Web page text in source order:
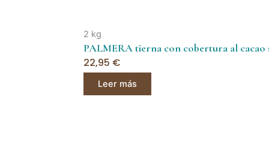
2 kg
PALMERA tierna con cobertura al cacao
22,95 €
Leer más